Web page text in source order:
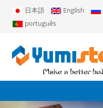
日本語 English
português